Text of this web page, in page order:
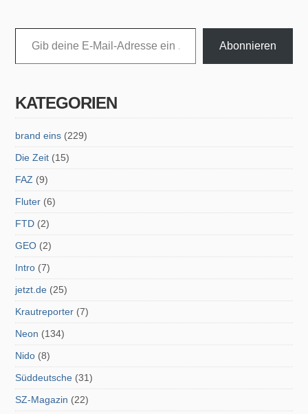
Gib deine E-Mail-Adresse ein ...
Abonnieren
KATEGORIEN
brand eins (229)
Die Zeit (15)
FAZ (9)
Fluter (6)
FTD (2)
GEO (2)
Intro (7)
jetzt.de (25)
Krautreporter (7)
Neon (134)
Nido (8)
Süddeutsche (31)
SZ-Magazin (22)